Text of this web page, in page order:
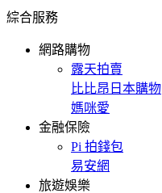
綜合服務
網路購物
露天拍賣
比比昂日本購物
媽咪愛
金融保險
Pi 拍錢包
易安網
旅遊娛樂